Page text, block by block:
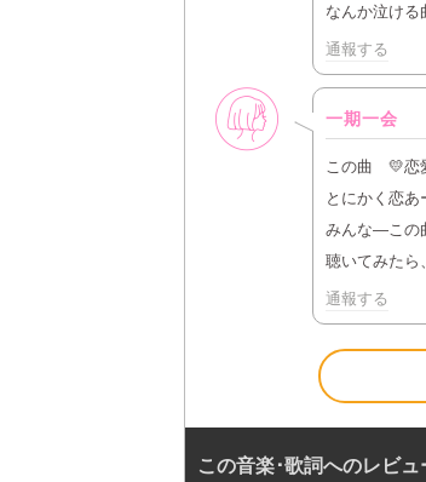
なんか泣ける
通報する
女性
一期一会
この曲 💛恋
とにかく恋あ
みんな―この
聴いてみたら
通報する
この音楽･歌詞へのレビュ